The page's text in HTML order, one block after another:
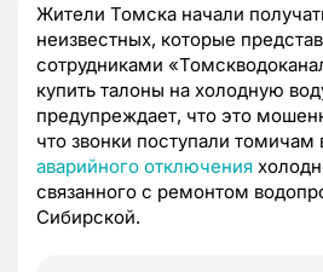
Жители Томска начали
неизвестных, которые
сотрудниками
купить талоны на холодную
предупреждает, что это
что звонки поступали томичам
аварийного отключения
связанного с ремонтом
Сибирской.